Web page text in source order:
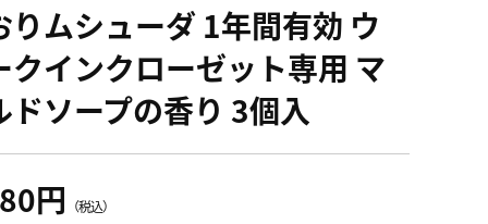
りムシューダ 1年間有効 ウ
クインクローゼット専用 マ
ドソープの香り 3個入
円 （税込）